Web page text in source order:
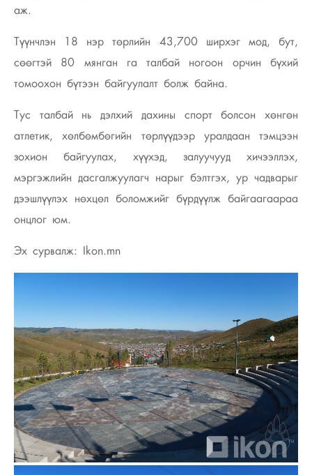
аж.
Түүнчлэн 18 нэр төрлийн 43,700 ширхэг мод, бут,
сөөгтэй 80 мянган га талбай ногоон орчин бүхий
томоохон бүтээн байгуулалт болж байна.
Тус талбай нь дэлхий дахины спорт болсон хөнгөн
атлетик, хөлбөмбөгийн төрлүүдээр уралдаан тэмцээн
зохион байгуулах, хүүхэд, залуучууд хичээллэх,
мэргэжлийн дасгалжуулагч нарыг бэлтгэх, ур чадварыг
дээшлүүлэх нөхцөл боломжийг бүрдүүлж байгаагаараа
онцлог юм.
Эх сурвалж: Ikon.mn